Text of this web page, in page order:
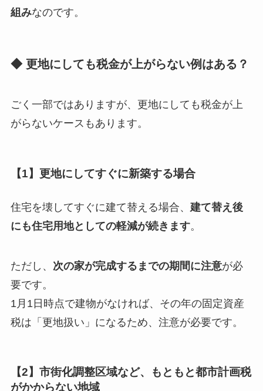
組みなのです。
◆ 更地にしても税金が上がらない例はある？
ごく一部ではありますが、更地にしても税金が上
がらないケースもあります。
【1】更地にしてすぐに新築する場合
住宅を壊してすぐに建て替える場合、 建て替え後
にも住宅用地としての軽減が続きます。
ただし、 次の家が完成するまでの期間に注意が必
要です。
1月1日時点で建物がなければ、その年の固定資産
税は「更地扱い」になるため、注意が必要です。
【2】市街化調整区域など、もともと都市計画税
がかからない地域